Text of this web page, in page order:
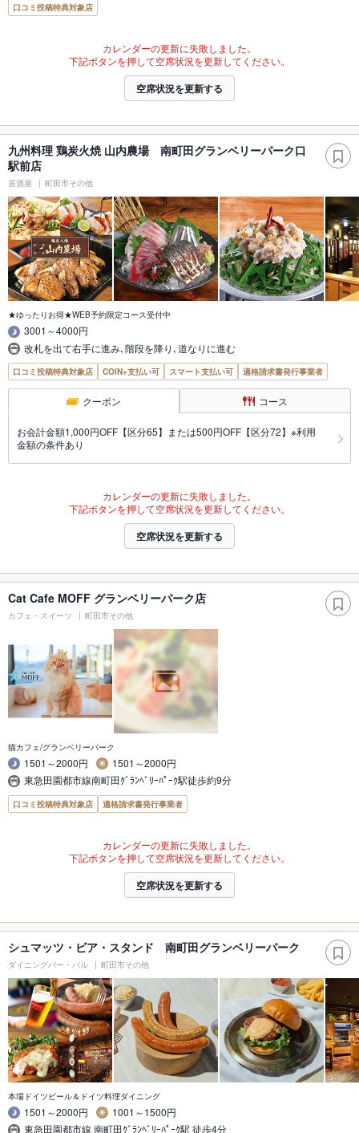
口コミ投稿特典対象店
カレンダーの更新に失敗しました。
下記ボタンを押して空席状況を更新してください。
空席状況を更新する
九州料理 鶏炭火焼 山内農場 南町田グランベリーパーク口
駅前店
居酒屋 町田市その他
★ゆったりお得★WEB予約限定コース受付中
3001～4000円
改札を出て右手に進み､階段を降り､道なりに進む
口コミ投稿特典対象店 COIN+支払い可 スマート支払い可 適格請求書発行事業者
クーポン コース
お会計金額1,000円OFF【区分65】または500円OFF【区分72】※利用
金額の条件あり
カレンダーの更新に失敗しました。
下記ボタンを押して空席状況を更新してください。
空席状況を更新する
Cat Cafe MOFF グランベリーパーク店
カフェ・スイーツ 町田市その他
猫カフェ/グランベリーパーク
1501～2000円
1501～2000円
東急田園都市線南町田ｸﾞﾗﾝﾍﾞﾘｰﾊﾟｰｸ駅徒歩約9分
口コミ投稿特典対象店 適格請求書発行事業者
カレンダーの更新に失敗しました。
下記ボタンを押して空席状況を更新してください。
空席状況を更新する
シュマッツ・ビア・スタンド 南町田グランベリーパーク
ダイニングバー・バル 町田市その他
本場ドイツビール＆ドイツ料理ダイニング
1501～2000円
1001～1500円
東急田園都市線 南町田ｸﾞﾗﾝﾍﾞﾘｰﾊﾟｰｸ駅 徒歩4分